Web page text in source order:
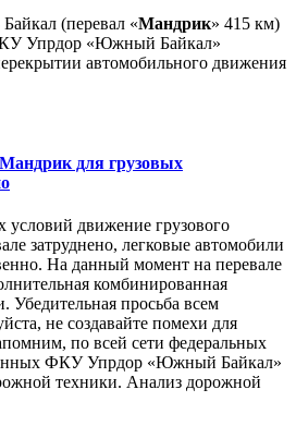
(перевал «Мандрик» 415 км)
Упрдор «Южный Байкал»
автомобильного движения
Мандрик для грузовых
движение грузового
затруднено, легковые автомобили
На данный момент на перевале
комбинированная
Убедительная просьба всем
не создавайте помехи для
по всей сети федеральных
ФКУ Упрдор «Южный Байкал»
техники. Анализ дорожной